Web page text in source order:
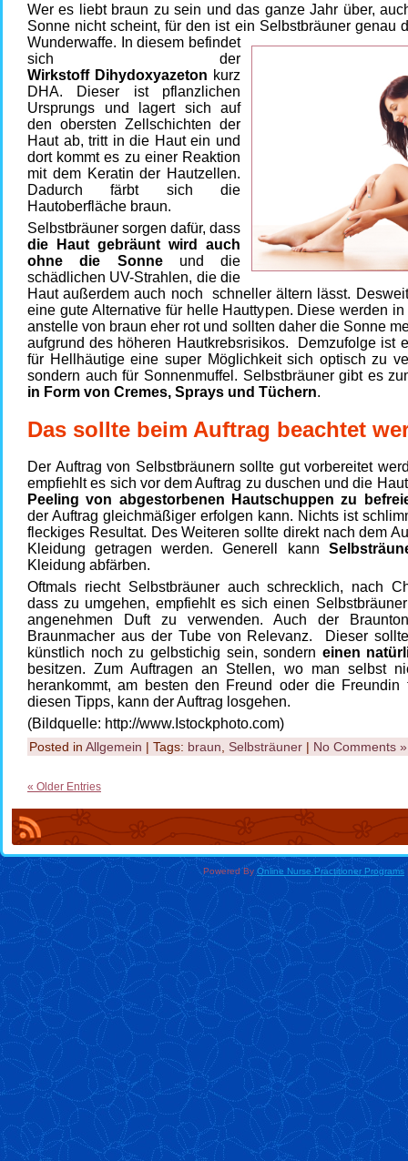
Wer es liebt braun zu sein und das ganze Jahr über,
Sonne nicht scheint, für den ist ein Selbstbräuner genau
Wunderwaffe. In diesem befindet
sich der
Wirkstoff Dihydoxyazeton kurz
DHA. Dieser ist pflanzlichen
Ursprungs und lagert sich auf
den obersten Zellschichten der
Haut ab, tritt in die Haut ein und
dort kommt es zu einer Reaktion
mit dem Keratin der Hautzellen.
Dadurch färbt sich die
Hautoberfläche braun.
Selbstbräuner sorgen dafür, dass
die Haut gebräunt wird auch
ohne die Sonneund die
schädlichen UV-Strahlen, die die
Haut außerdem auch noch schneller ältern lässt.
eine gute Alternative für helle Hauttypen. Diese werden
anstelle von braun eher rot und sollten daher die Sonne
aufgrund des höheren Hautkrebsrisikos. Demzufolge ist
für Hellhäutige eine super Möglichkeit sich optisch zu
sondern auch für Sonnenmuffel. Selbstbräuner gibt es
in Form von Cremes, Sprays und Tüchern.
Das sollte beim Auftrag beachtet
Der Auftrag von Selbstbräunern sollte gut vorbereitet
empfiehlt es sich vor dem Auftrag zu duschen und die
Peeling von abgestorbenen Hautschuppen zu
der Auftrag gleichmäßiger erfolgen kann. Nichts ist
fleckiges Resultat. Des Weiteren sollte direkt nach dem
Kleidung getragen werden. Generell kann
Kleidung abfärben.
Oftmals riecht Selbstbräuner auch schrecklich, nach
dass zu umgehen, empfiehlt es sich einen
angenehmen Duft zu verwenden. Auch der
Braunmacher aus der Tube von Relevanz. Dieser
künstlich noch zu gelbstichig sein, sondern einen
besitzen. Zum Auftragen an Stellen, wo man selbst
herankommt, am besten den Freund oder die Freundin
diesen Tipps, kann der Auftrag losgehen.
(Bildquelle: http://www.Istockphoto.com)
Posted in Allgemein | Tags: braun, Selbsträuner | No Comments »
« Older Entries
Powered By Online Nurse Practitioner Programs